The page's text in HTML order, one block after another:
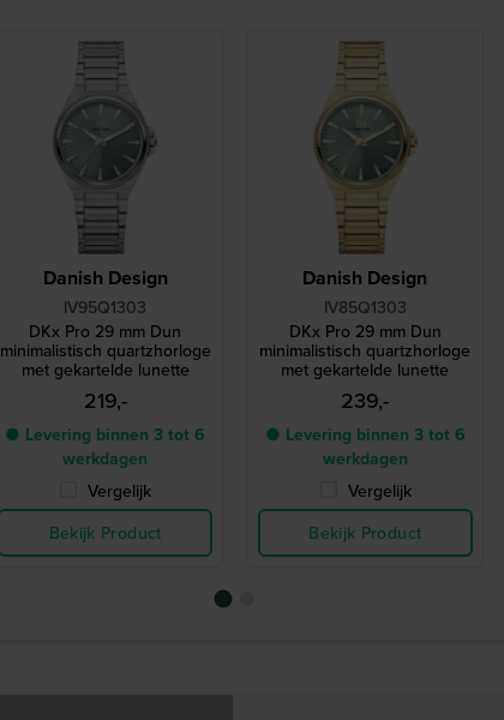
Danish Design
IV95Q1303
DKx Pro 29 mm Dun
minimalistisch quartzhorloge
met gekartelde lunette
219,-
● Levering binnen 3 tot 6
werkdagen
Vergelijk
Bekijk Product
Danish Design
IV85Q1303
DKx Pro 29 mm Dun
minimalistisch quartzhorloge
met gekartelde lunette
239,-
● Levering binnen 3 tot 6
werkdagen
Vergelijk
Bekijk Product